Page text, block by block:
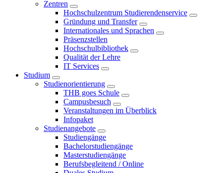
Zentren
Hochschulzentrum Studierendenservice
Gründung und Transfer
Internationales und Sprachen
Präsenzstellen
Hochschulbibliothek
Qualität der Lehre
IT Services
Studium
Studienorientierung
THB goes Schule
Campusbesuch
Veranstaltungen im Überblick
Infopaket
Studienangebote
Studiengänge
Bachelorstudiengänge
Masterstudiengänge
Berufsbegleitend / Online